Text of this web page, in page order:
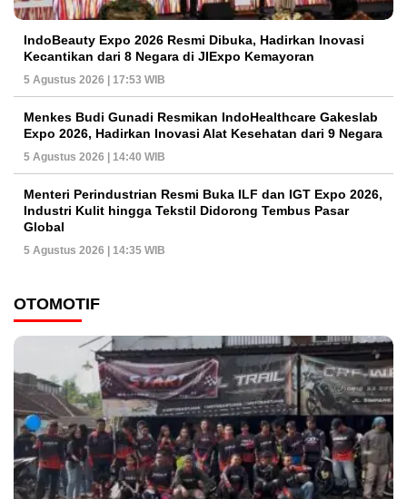
IndoBeauty Expo 2026 Resmi Dibuka, Hadirkan Inovasi
Kecantikan dari 8 Negara di JIExpo Kemayoran
5 Agustus 2026 | 17:53 WIB
Menkes Budi Gunadi Resmikan IndoHealthcare Gakeslab
Expo 2026, Hadirkan Inovasi Alat Kesehatan dari 9 Negara
5 Agustus 2026 | 14:40 WIB
Menteri Perindustrian Resmi Buka ILF dan IGT Expo 2026,
Industri Kulit hingga Tekstil Didorong Tembus Pasar
Global
5 Agustus 2026 | 14:35 WIB
OTOMOTIF